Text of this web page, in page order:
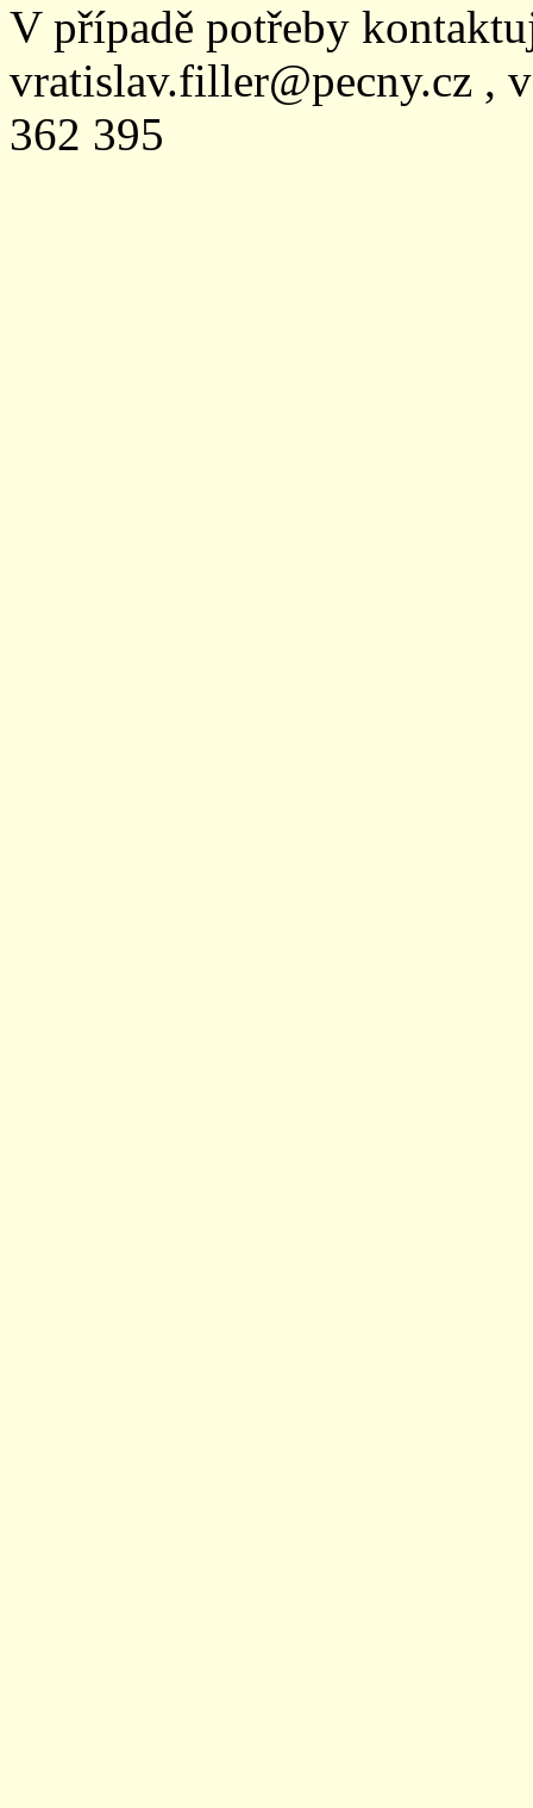
V případě potřeby
vratislav.filler@pecny.cz ,
362 395